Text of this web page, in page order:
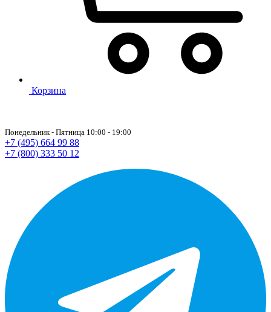
Корзина
Понедельник - Пятница 10:00 - 19:00
+7 (495) 664 99 88
+7 (800) 333 50 12